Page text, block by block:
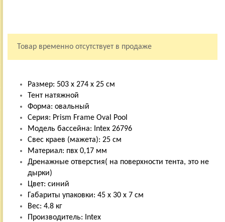
Товар временно отсутствует в продаже
Размер: 503 х 274 х 25 см
Тент натяжной
Форма: овальный
Серия: Prism Frame Oval Pool
Модель бассейна: Intex 26796
Свес краев (мажета): 25 см
Материал: пвх 0,17 мм
Дренажные отверстия( на поверхности тента, это не
дырки)
Цвет: синий
Габариты упаковки: 45 х 30 х 7 см
Вес: 4.8 кг
Производитель: Intex